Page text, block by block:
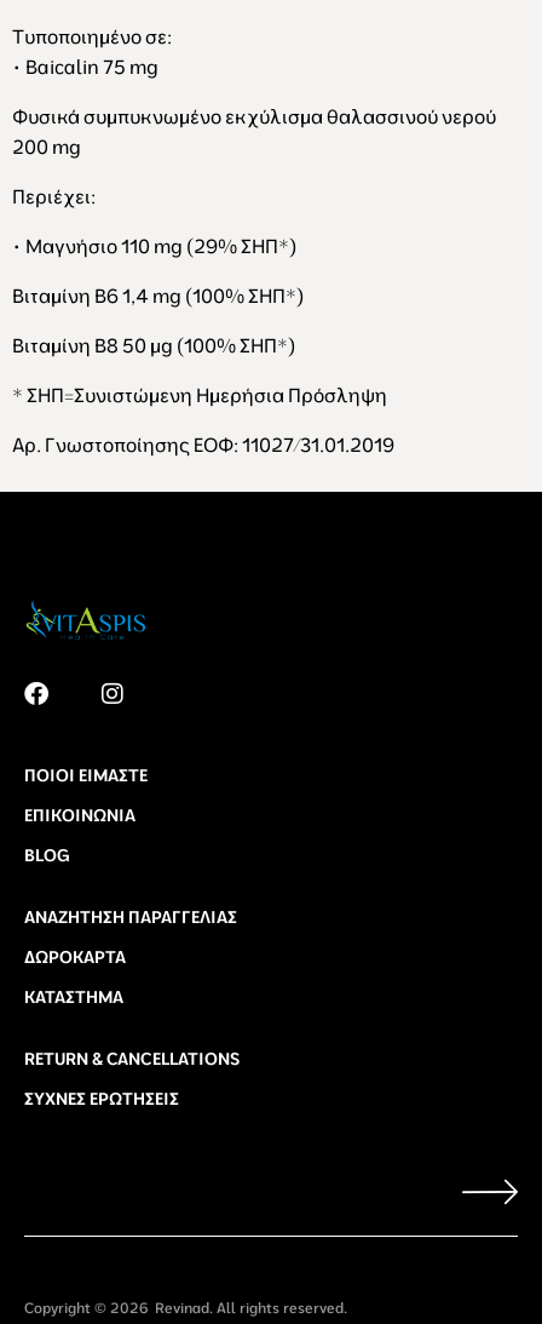
Τυποποιημένο σε:
• Βaicalin 75 mg
Φυσικά συμπυκνωμένο εκχύλισμα θαλασσινoύ νερού
200 mg
Περιέχει:
• Μαγνήσιο 110 mg (29% ΣΗΠ*)
Βιταμίνη Β6 1,4 mg (100% ΣΗΠ*)
Βιταμίνη Β8 50 μg (100% ΣΗΠ*)
* ΣΗΠ=Συνιστώμενη Ημερήσια Πρόσληψη
Αρ. Γνωστοποίησης ΕΟΦ: 11027/31.01.2019
ΠΟΙΟΙ ΕΊΜΑΣΤΕ
ΕΠΙΚΟΙΝΩΝΊΑ
BLOG
ΑΝΑΖΉΤΗΣΗ ΠΑΡΑΓΓΕΛΊΑΣ
ΔΩΡΟΚΆΡΤΑ
ΚΑΤΆΣΤΗΜΑ
RETURN & CANCELLATIONS
ΣΥΧΝΈΣ ΕΡΩΤΉΣΕΙΣ
Copyright © 2026 Revinad. All rights reserved.